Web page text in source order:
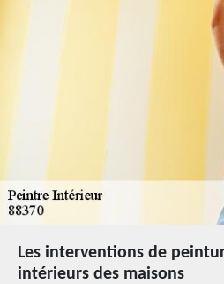
Les interventions de
intérieurs des maisons